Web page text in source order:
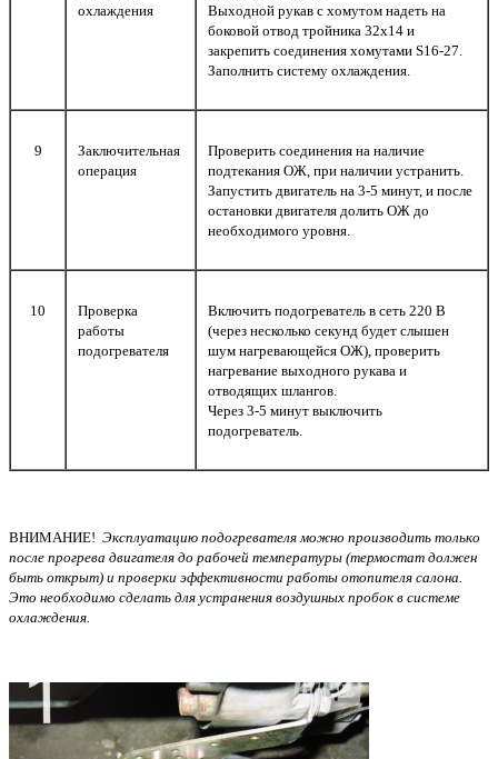
охлаждения
Выходной рукав с хомутом надеть на
боковой отвод тройника 32х14 и
закрепить соединения хомутами S16-27.
Заполнить систему охлаждения.
9
Заключительная
операция
Проверить соединения на наличие
подтекания ОЖ, при наличии устранить.
Запустить двигатель на 3-5 минут, и после
остановки двигателя долить ОЖ до
необходимого уровня.
10
Проверка
работы
подогревателя
Включить подогреватель в сеть 220 В
(через несколько секунд будет слышен
шум нагревающейся ОЖ), проверить
нагревание выходного рукава и
отводящих шлангов.
Через 3-5 минут выключить
подогреватель.
ВНИМАНИЕ! Эксплуатацию подогревателя можно производить только
после прогрева двигателя до рабочей температуры (термостат должен
быть открыт) и проверки эффективности работы отопителя салона.
Это необходимо сделать для устранения воздушных пробок в системе
охлаждения.